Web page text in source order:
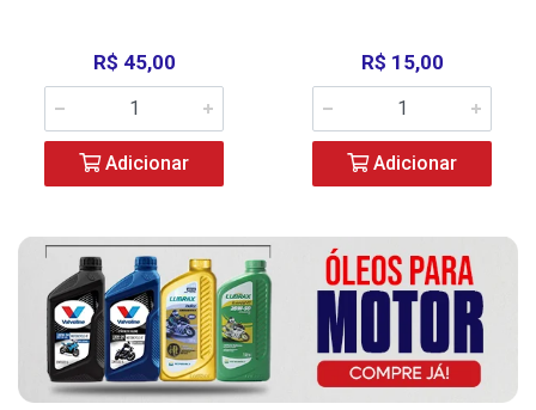
R$ 45,00
Adicionar
R$ 15,00
Adicionar